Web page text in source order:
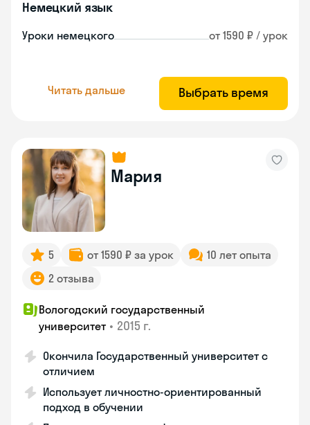
Немецкий язык
Уроки немецкого от 1590 ₽ / урок
Читать дальше Выбрать время
Мария
5 от 1590 ₽ за урок
10 лет опыта
2 отзыва
Вологодский государственный
университет • 2015 г.
Окончила Государственный университет с
отличием
Использует личностно-ориентированный
подход в обучении